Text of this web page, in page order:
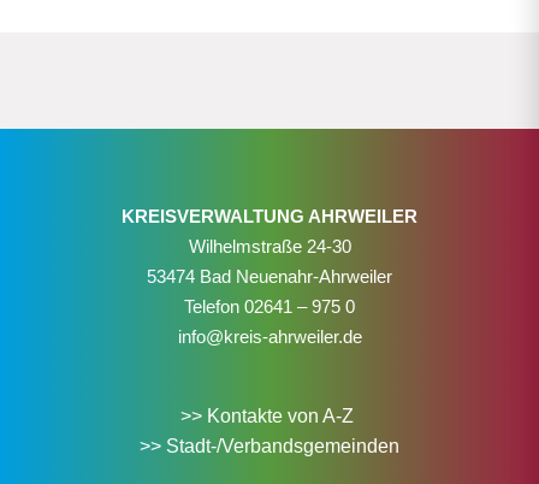
KREISVERWALTUNG AHRWEILER
Wilhelmstraße 24-30
53474 Bad Neuenahr-Ahrweiler
Telefon 02641 – 975 0
info@kreis-ahrweiler.de
>> Kontakte von A-Z
>> Stadt-/Verbandsgemeinden